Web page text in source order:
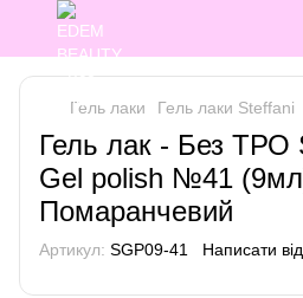
Гель лаки Гель лаки Steffani
Гель лак - Без ТРО
Gel polish №41
Помаранчевий
Артикул: SGP09-41 Написати